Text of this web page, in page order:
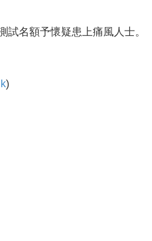
名額予懷疑患上痛風人士。
)